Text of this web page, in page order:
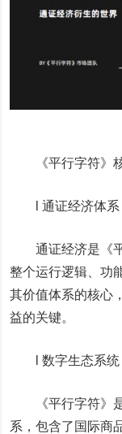
《平行字符》
l 通证经济体系
通证经济是《平
整个运行逻辑、功
其价值体系的核心
益的关键。
l 数字生态系统
《平行字符》是
系，包含了国际商